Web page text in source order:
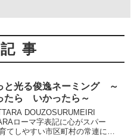
事
と光る俊逸ネーミング ～
たら いかったら～
DOUZOSURUMEIRI
ローマ字表記に心がスパー
てしやすい市区町村の常連にい